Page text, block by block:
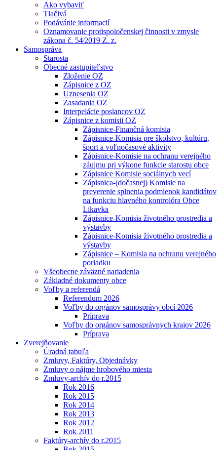
Ako vybaviť
Tlačivá
Podávánie informacií
Oznamovanie protispoločenskej činnosti v zmysle
zákona č. 54⁄2019 Z. z.
Samospráva
Starosta
Obecné zastupiteľstvo
Zloženie OZ
Zápisnice z OZ
Uznesenia OZ
Zasadania OZ
Interpelácie poslancov OZ
Zápisnice z komisii OZ
Zápisnice-Finančná komisia
Zápisnice-Komisia pre školstvo, kultúru,
šport a voľnočasové aktivity
Zápisnice-Komisie na ochranu verejného
záujmu pri výkone funkcie starostu obce
Zápisnice Komisie sociálnych vecí
Zápisnica-(dočasnej) Komisie na
preverenie splnenia podmienok kandidátov
na funkciu hlavného kontrolóra Obce
Likavka
Zápisnice-Komisia životného prostredia a
výstavby
Zápisnice-Komisia životného prostredia a
výstavby
Zápisnice – Komisia na ochranu verejného
poriadku
Všeobecne záväzné nariadenia
Základné dokumenty obce
Voľby a referendá
Referendum 2026
Voľby do orgánov samosprávy obcí 2026
Príprava
Voľby do orgánov samosprávnych krajov 2026
Príprava
Zverejňovanie
Úradná tabuľa
Zmluvy, Faktúry, Objednávky
Zmluvy o nájme hrobového miesta
Zmluvy-archív do r.2015
Rok 2016
Rok 2015
Rok 2014
Rok 2013
Rok 2012
Rok 2011
Faktúry-archív do r.2015